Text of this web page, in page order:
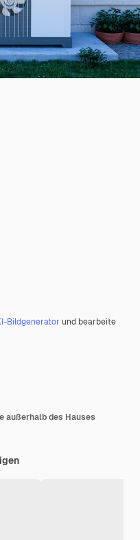
Bildgenerator und bearbeite
außerhalb des Hauses